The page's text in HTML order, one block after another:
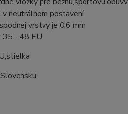
v neutrálnom postavení
vrstvy je 0,6 mm
35 - 48 EU